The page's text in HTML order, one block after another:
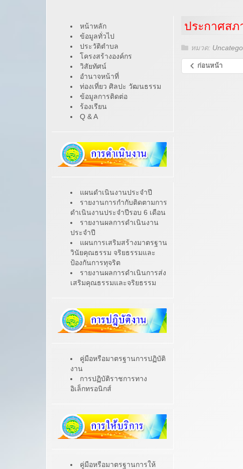
หน้าหลัก
ข้อมูลทั่วไป
ประวัติตำบล
โครงสร้างองค์กร
วิสัยทัศน์
อำนาจหน้าที่
ท่องเที่ยว ศิลปะ วัฒนธรรม
ข้อมูลการติดต่อ
ร้องเรียน
Q & A
แผนดำเนินงานประจำปี
รายงานการกำกับติดตามการ
ดำเนินงานประจำปีรอบ 6 เดือน
รายงานผลการดำเนินงาน
ประจำปี
แผนการเสริมสร้างมาตรฐาน
วินัยคุณธรรม จริยธรรมและ
ป้องกันการทุจริต
รายงานผลการดำเนินการส่ง
เสริมคุณธรรมและจริยธรรม
คู่มือหรือมาตรฐานการปฏิบัติ
งาน
การปฏิบัติราชการทาง
อิเล็กทรอนิกส์
คู่มือหรือมาตรฐานการให้
ประกาศสภ
หมวด:
ก่อนหน้า